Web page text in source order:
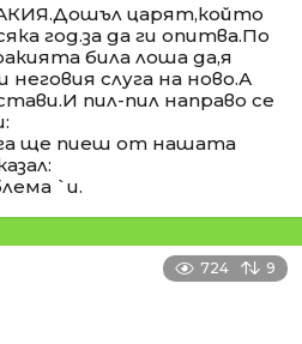
царят,който
год.за да ги опитва.По
била лоша да,я
неговия слуга на ново.А
пил-пил направо се
ще пиеш от нашата
`и.
724 9